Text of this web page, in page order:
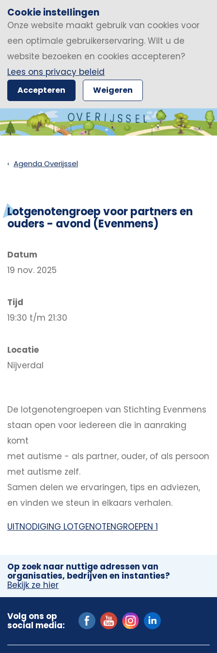
Cookie instellingen
Onze website maakt gebruik van cookies voor
een optimale gebruikerservaring. Wilt u de
website bezoeken en cookies accepteren?
Lees ons privacy beleid
Accepteren Weigeren
Agenda Overijssel
Lotgenotengroep voor partners en
ouders - avond (Evenmens)
Datum
19 nov. 2025
Tijd
19:30 t/m 21:30
Locatie
Nijverdal
De lotgenotengroepen van Stichting Evenmens
staan open voor iedereen die in aanraking
komt
met autisme - als partner, ouder, of als persoon
met autisme zelf.
Samen delen we ervaringen, tips en adviezen,
en vinden we steun in elkaars verhalen.
UITNODIGING LOTGENOTENGROEPEN 1
Op zoek naar nuttige adressen van
organisaties, bedrijven en instanties?
Bekijk ze hier
Volg ons op
social media: